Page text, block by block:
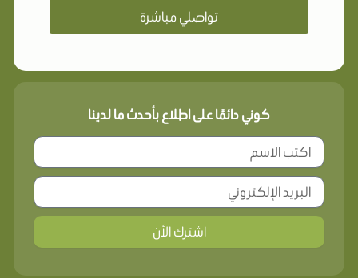
تواصلي مباشرة
كوني دائمًا على اطلاع بأحدث ما لدينا
اشترك الأن